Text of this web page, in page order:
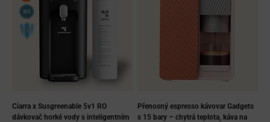
Ciarra x Susgreenable 5v1 RO
dávkovač horké vody s inteligentním
Přenosný espresso kávovar Gadgets
s 15 bary – chytrá teplota, káva na